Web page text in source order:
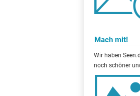
Mach mit!
Wir haben
noch schöner